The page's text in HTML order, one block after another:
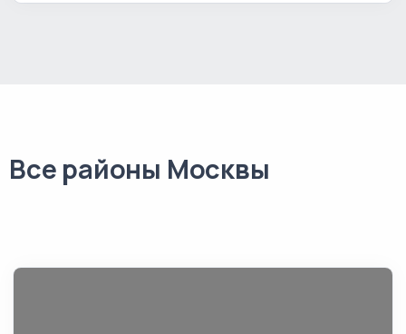
Все районы Москвы